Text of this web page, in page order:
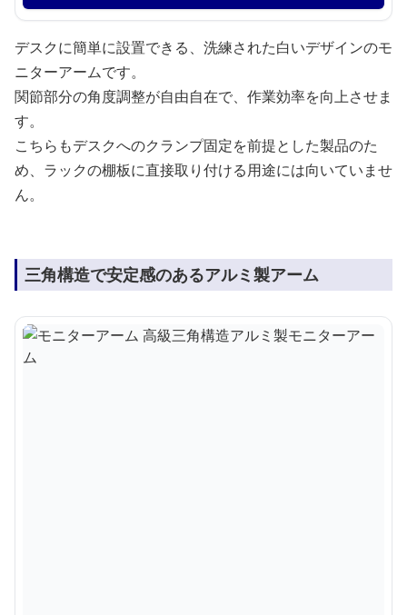
デスクに簡単に設置できる、洗練された白いデザインのモ
ニターアームです。
関節部分の角度調整が自由自在で、作業効率を向上させま
す。
こちらもデスクへのクランプ固定を前提とした製品のた
め、ラックの棚板に直接取り付ける用途には向いていませ
ん。
三角構造で安定感のあるアルミ製アーム